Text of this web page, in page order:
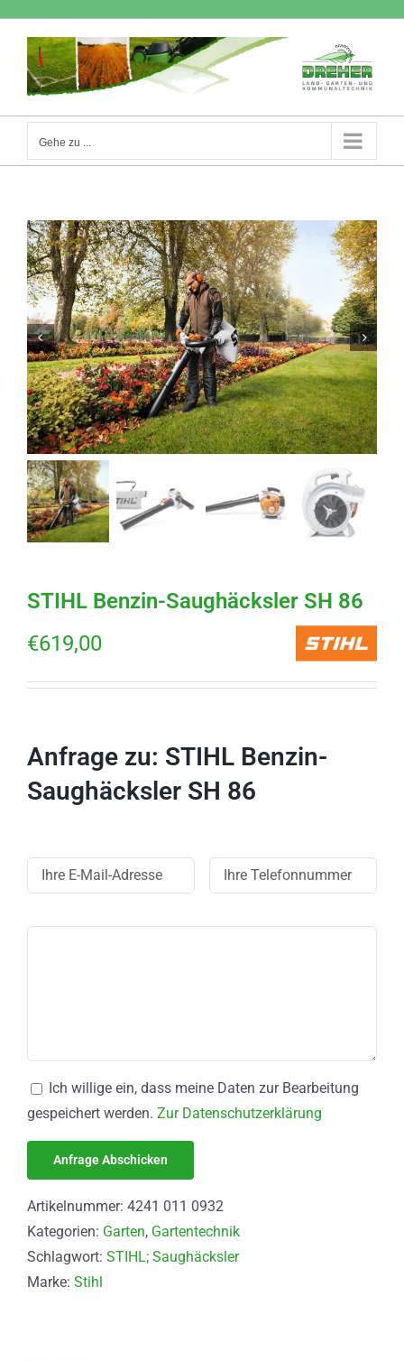
Inhalt
springen
Gehe zu ...
STIHL Benzin-Saughäcksler SH 86
€619,00
Anfrage zu: STIHL Benzin-
Saughäcksler SH 86
Ich willige ein, dass meine Daten zur Bearbeitung
gespeichert werden. Zur Datenschutzerklärung
Artikelnummer: 4241 011 0932
Kategorien: Garten, Gartentechnik
Schlagwort: STIHL; Saughäcksler
Marke: Stihl